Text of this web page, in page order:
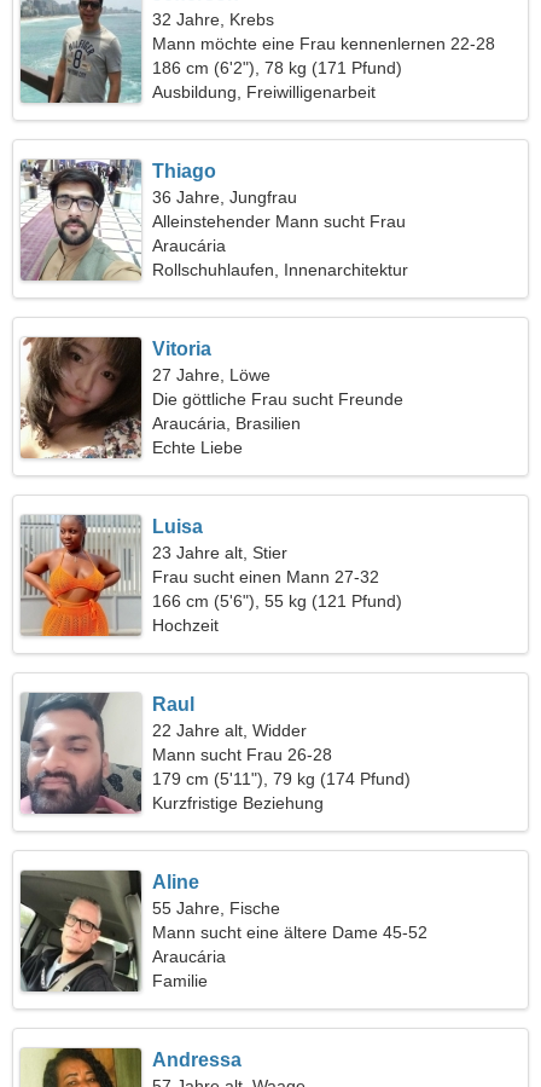
32 Jahre, Krebs
Mann möchte eine Frau kennenlernen 22-28
186 cm (6'2"), 78 kg (171 Pfund)
Ausbildung, Freiwilligenarbeit
Thiago
36 Jahre, Jungfrau
Alleinstehender Mann sucht Frau
Araucária
Rollschuhlaufen, Innenarchitektur
Vitoria
27 Jahre, Löwe
Die göttliche Frau sucht Freunde
Araucária, Brasilien
Echte Liebe
Luisa
23 Jahre alt, Stier
Frau sucht einen Mann 27-32
166 cm (5'6"), 55 kg (121 Pfund)
Hochzeit
Raul
22 Jahre alt, Widder
Mann sucht Frau 26-28
179 cm (5'11"), 79 kg (174 Pfund)
Kurzfristige Beziehung
Aline
55 Jahre, Fische
Mann sucht eine ältere Dame 45-52
Araucária
Familie
Andressa